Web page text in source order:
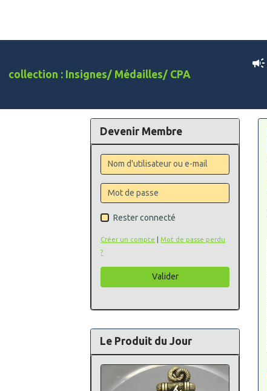
collection : Insignes/ Médailles/ CPA
Devenir Membre
Rester connecté
Créer un compte
Mot de passe perdu
?
Valider
Le Produit du Jour